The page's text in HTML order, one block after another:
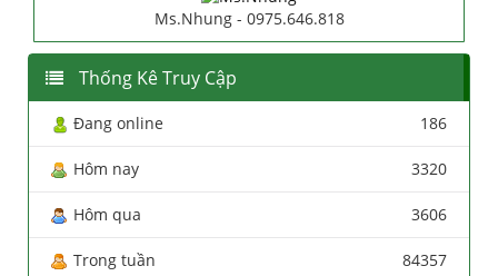
Ms.Nhung - 0975.646.818
Thống Kê Truy Cập
Đang online 186
Hôm nay 3320
Hôm qua 3606
Trong tuần 84357